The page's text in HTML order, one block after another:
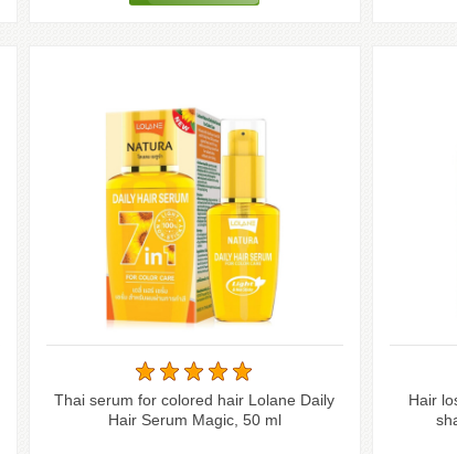
Thai serum for colored hair Lolane Daily
Hair Serum Magic, 50 ml
Hair